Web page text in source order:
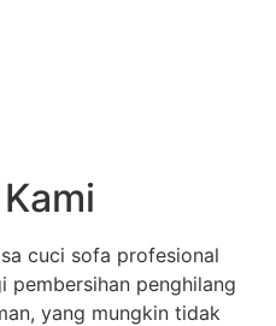
cuci sofa profesional
pembersihan penghilang
yang mungkin tidak